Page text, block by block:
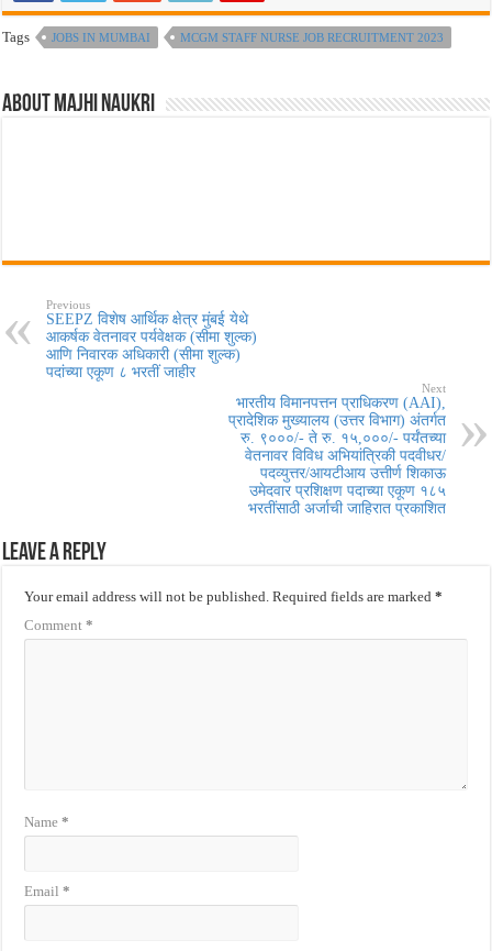
Tags JOBS IN MUMBAI MCGM STAFF NURSE JOB RECRUITMENT 2023
About Majhi Naukri
Previous
SEEPZ विशेष आर्थिक क्षेत्र मुंबई येथे
आकर्षक वेतनावर पर्यवेक्षक (सीमा शुल्क)
आणि निवारक अधिकारी (सीमा शुल्क)
पदांच्या एकूण ८ भरतीं जाहीर
Next
भारतीय विमानपत्तन प्राधिकरण (AAI),
प्रादेशिक मुख्यालय (उत्तर विभाग) अंतर्गत
रु. ९०००/- ते रु. १५,०००/- पर्यंतच्या
वेतनावर विविध अभियांत्रिकी पदवीधर/
पदव्युत्तर/आयटीआय उत्तीर्ण शिकाऊ
उमेदवार प्रशिक्षण पदाच्या एकूण १८५
भरतींसाठी अर्जाची जाहिरात प्रकाशित
Leave a Reply
Your email address will not be published. Required fields are marked*
Comment*
Name*
Email*